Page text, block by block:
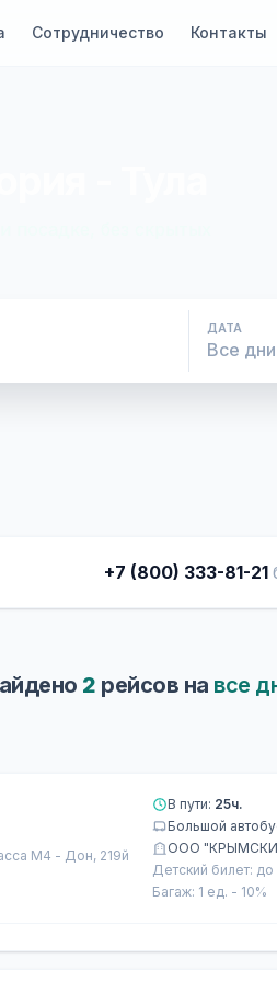
Сотрудничество Контакты
ДАТА
+7 (800) 333-81-21
2 рейсов на все
М4 - Дон, 219й
В пути: 25ч.
Большой
ООО
Детский билет: до
Багаж: 1 ед. - 10%